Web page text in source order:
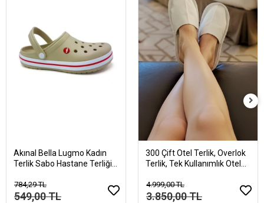
Akınal Bella Lugmo Kadın
Terlik Sabo Hastane Terliği
784,29 TL
549,00 TL
300 Çift Otel Terlik, Overlok
Terlik, Tek Kullanımlık Otel
4.999,00 TL
3.850,00 TL